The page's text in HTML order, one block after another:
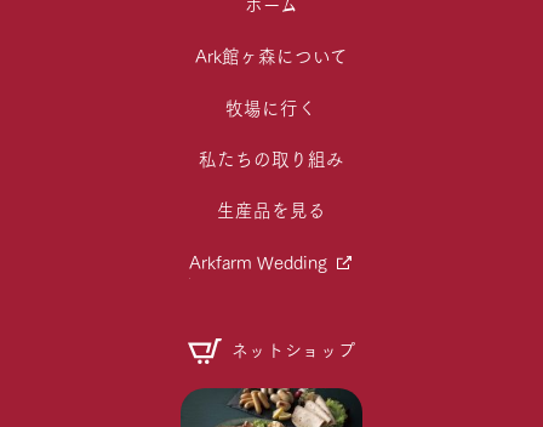
Ark館ヶ森について
牧場に行く
私たちの取り組み
生産品を見る
Arkfarm Wedding
ネットショップ